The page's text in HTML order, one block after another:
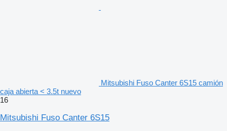
Mitsubishi Fuso Canter 6S15 camión
caja abierta < 3.5t nuevo
16
Mitsubishi Fuso Canter 6S15